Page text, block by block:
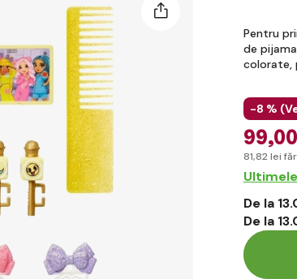
Pentru
de
colorate,
-8 % (
99
81,82 lei
De la
De la